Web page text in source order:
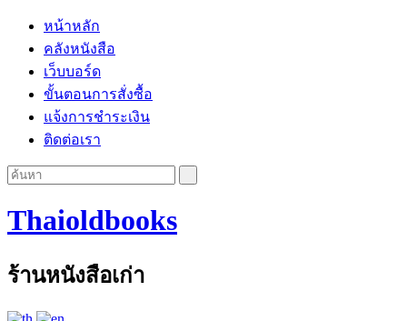
หน้าหลัก
คลังหนังสือ
เว็บบอร์ด
ขั้นตอนการสั่งซื้อ
แจ้งการชำระเงิน
ติดต่อเรา
Thaioldbooks
ร้านหนังสือเก่า